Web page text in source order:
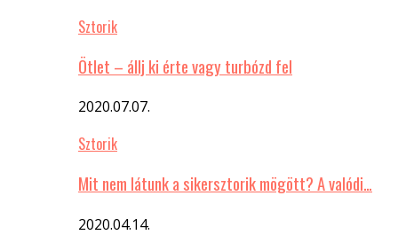
Sztorik
Ötlet – állj ki érte vagy turbózd fel
2020.07.07.
Sztorik
Mit nem látunk a sikersztorik mögött? A valódi…
2020.04.14.